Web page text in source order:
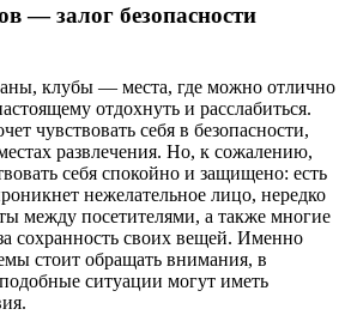
— залог безопасности
клубы — места, где можно отлично
отдохнуть и расслабиться.
чувствовать себя в безопасности,
развлечения. Но, к сожалению,
себя спокойно и защищено: есть
нежелательное лицо, нередко
между посетителями, а также многие
сохранность своих вещей. Именно
стоит обращать внимания, в
ситуации могут иметь